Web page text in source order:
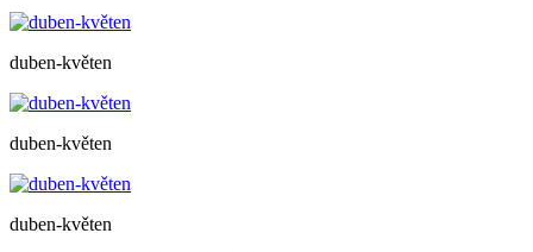
duben-květen
duben-květen
duben-květen